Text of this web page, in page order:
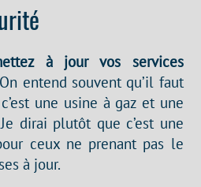
à jour vos services
entend souvent qu’il faut
une usine à gaz et une
dirai plutôt que c’est une
ceux ne prenant pas le
à jour.